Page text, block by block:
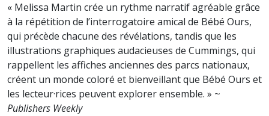
« Melissa Martin crée un rythme narratif agréable grâce
à la répétition de l’interrogatoire amical de Bébé Ours,
qui précède chacune des révélations, tandis que les
illustrations graphiques audacieuses de Cummings, qui
rappellent les affiches anciennes des parcs nationaux,
créent un monde coloré et bienveillant que Bébé Ours et
les lecteur·rices peuvent explorer ensemble. » ~
Publishers Weekly